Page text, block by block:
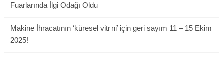
Fuarlarında İlgi Odağı Oldu
Makine İhracatının ‘küresel vitrini’ için geri sayım 11 – 15 Ekim
2025!